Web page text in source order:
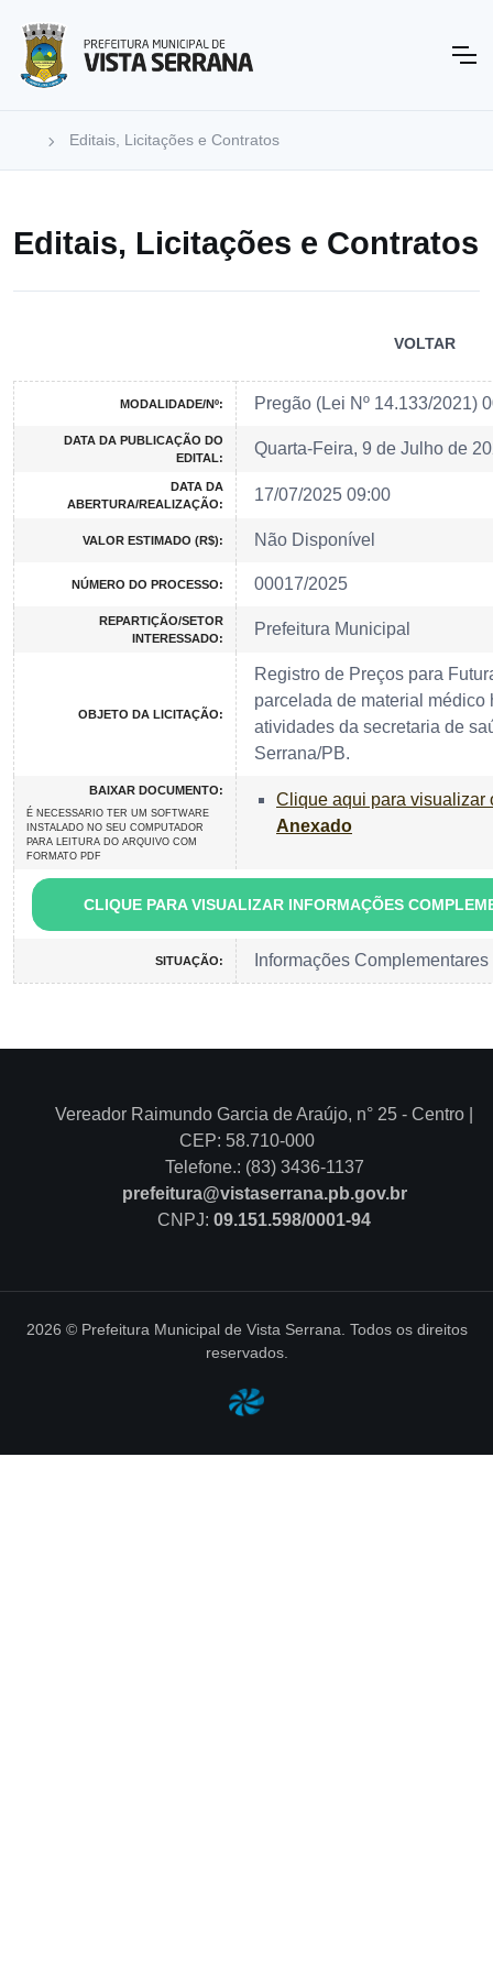
Editais, Licitações e Contratos
Editais, Licitações e Contratos
VOLTAR
MODALIDADE/Nº: Pregão (Lei Nº 14.133/2021)
DATA DA PUBLICAÇÃO DO
EDITAL:
Quarta-Feira, 9 de Julho de
DATA DA
ABERTURA/REALIZAÇÃO:
17/07/2025 09:00
VALOR ESTIMADO (R$): Não Disponível
NÚMERO DO PROCESSO: 00017/2025
REPARTIÇÃO/SETOR
INTERESSADO:
Prefeitura Municipal
OBJETO DA LICITAÇÃO:
Registro de Preços para
parcelada de material médico
atividades da secretaria de
Serrana/PB.
BAIXAR DOCUMENTO:
É NECESSARIO TER UM SOFTWARE
INSTALADO NO SEU COMPUTADOR
PARA LEITURA DO ARQUIVO COM
FORMATO PDF
Clique aqui para visualizar
Anexado
CLIQUE PARA VISUALIZAR INFORMAÇÕES
SITUAÇÃO: Informações Complementares
Vereador Raimundo Garcia de Araújo, n° 25 - Centro |
CEP: 58.710-000
Telefone.: (83) 3436-1137
prefeitura@vistaserrana.pb.gov.br
CNPJ: 09.151.598/0001-94
2026 © Prefeitura Municipal de Vista Serrana. Todos os direitos
reservados.